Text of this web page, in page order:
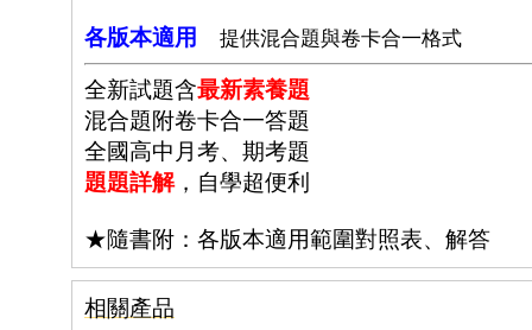
各版本適用 提供混合題與卷卡合一格式
全新試題含最新素養題
混合題附卷卡合一答題
全國高中月考、期考題
題題詳解，自學超便利
★隨書附：各版本適用範圍對照表、解答
相關產品